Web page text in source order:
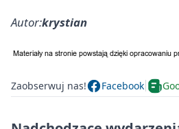
Autor:krystian
Zaobserwuj nas! Facebook